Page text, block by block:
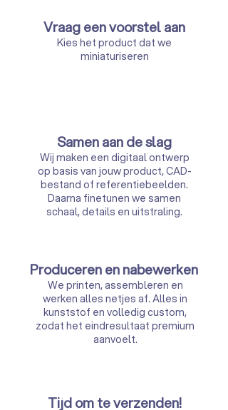
Vraag een voorstel aan
Kies het product dat we
miniaturiseren
Samen aan de slag
Wij maken een digitaal ontwerp
op basis van jouw product, CAD-
bestand of referentiebeelden.
Daarna finetunen we samen
schaal, details en uitstraling.
Produceren en nabewerken
We printen, assembleren en
werken alles netjes af. Alles in
kunststof en volledig custom,
zodat het eindresultaat premium
aanvoelt.
Tijd om te verzenden!